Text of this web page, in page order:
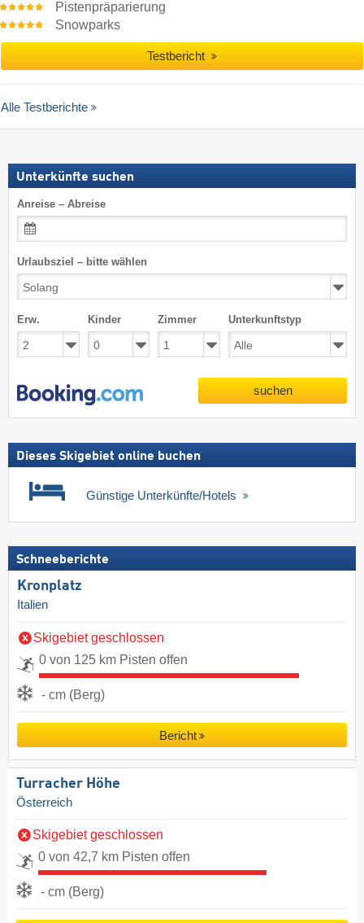
Pistenpräparierung
Snowparks
Testbericht
Alle Testberichte
Unterkünfte suchen
Anreise – Abreise
Urlaubsziel – bitte wählen
Erw. Kinder Zimmer Unterkunftstyp
suchen
Dieses Skigebiet online buchen
Günstige Unterkünfte/Hotels
Schneeberichte
Kronplatz
Italien
Skigebiet geschlossen
0 von 125 km Pisten offen
- cm (Berg)
Bericht
Turracher Höhe
Österreich
Skigebiet geschlossen
0 von 42,7 km Pisten offen
- cm (Berg)